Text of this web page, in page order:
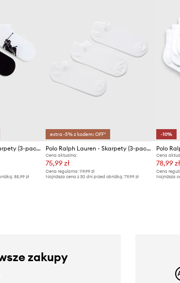
Polo Ralph Lauren - Skarpety (3-pack) 449655205001
85,99 zł
extra -5% z kodem: OFF*
Polo Ralph Lauren - Skarpety (3-pack) 449655213002
Cena aktualna:
75,99 zł
Cena regularna: 119,99 zł
Najniższa cena z 30 dni przed obniżką: 79,99 zł
-10%
Cena
78,99 zł
Cena
Najniższa
zakupy